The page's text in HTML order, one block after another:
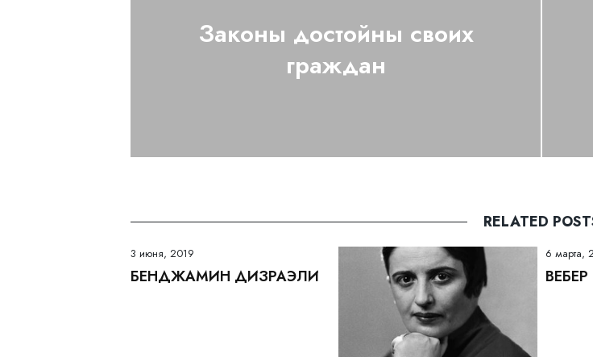
Законы достойны своих
граждан
RELATED
3 июня, 2019
БЕНДЖАМИН ДИЗРАЭЛИ
6 марта,